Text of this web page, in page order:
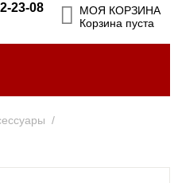
23-08
МОЯ КОРЗИНА
Корзина пуста
/